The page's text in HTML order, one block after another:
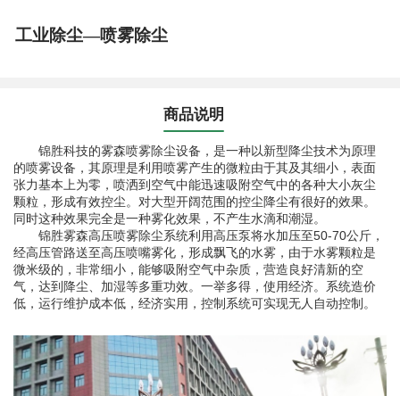
工业除尘—喷雾除尘
商品说明
锦胜科技的雾森喷雾除尘设备，是一种以新型降尘技术为原理
的喷雾设备，其原理是利用喷雾产生的微粒由于其及其细小，表面
张力基本上为零，喷洒到空气中能迅速吸附空气中的各种大小灰尘
颗粒，形成有效控尘。对大型开阔范围的控尘降尘有很好的效果。
同时这种效果完全是一种雾化效果，不产生水滴和潮湿。
锦胜雾森高压喷雾除尘系统利用高压泵将水加压至50-70公斤，
经高压管路送至高压喷嘴雾化，形成飘飞的水雾，由于水雾颗粒是
微米级的，非常细小，能够吸附空气中杂质，营造良好清新的空
气，达到降尘、加湿等多重功效。一举多得，使用经济。系统造价
低，运行维护成本低，经济实用，控制系统可实现无人自动控制。